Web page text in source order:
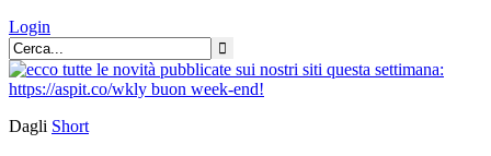
Login
Dagli Short